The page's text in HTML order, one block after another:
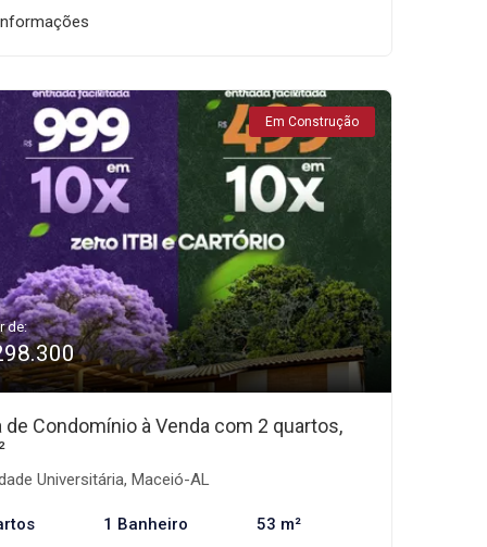
Em Construção
de:
de Condomínio à Venda com 2 quartos,
Universitária, Maceió-AL
1 Banheiro 53 m²